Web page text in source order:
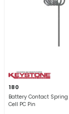
180
Battery Contact Spring
Cell PC Pin